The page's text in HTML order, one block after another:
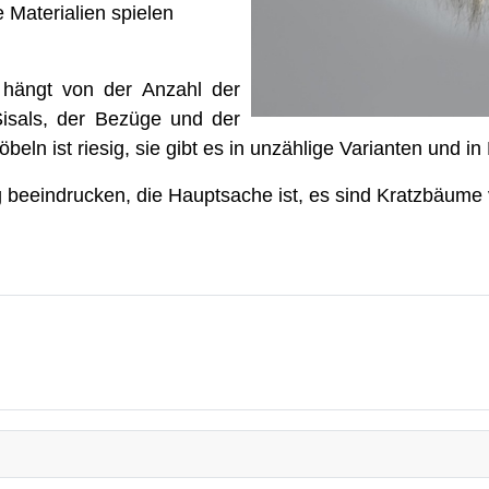
Materialien spielen
von der Anzahl der
der Bezüge und der
ist riesig, sie gibt es in unzählige Varianten und
die Hauptsache ist, es sind Kratzbäume